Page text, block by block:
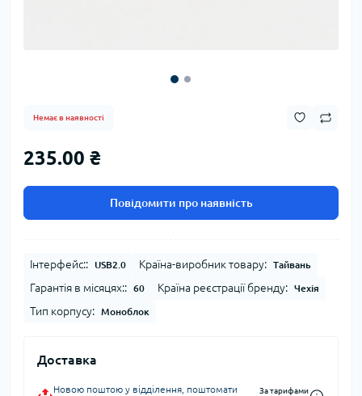
Немає в наявності
235.00 ₴
Повідомити про наявність
Інтерфейс:: USB2.0 Країна-виробник товару: Тайвань
Гарантія в місяцях:: 60 Країна реєстрації бренду: Чехія
Тип корпусу: Моноблок
Доставка
Новою поштою у відділення, поштомати
За тарифами